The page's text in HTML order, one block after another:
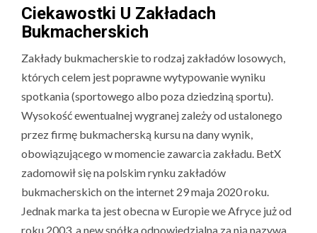
Ciekawostki U Zakładach
Bukmacherskich
Zakłady bukmacherskie to rodzaj zakładów losowych,
których celem jest poprawne wytypowanie wyniku
spotkania (sportowego albo poza dziedziną sportu).
Wysokość ewentualnej wygranej zależy od ustalonego
przez firmę bukmacherską kursu na dany wynik,
obowiązującego w momencie zawarcia zakładu. BetX
zadomowił się na polskim rynku zakładów
bukmacherskich on the internet 29 maja 2020 roku.
Jednak marka ta jest obecna w Europie we Afryce już od
roku 2003, a new spółka odpowiedzialna za nią nazywa